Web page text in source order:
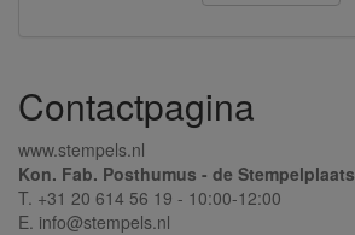
Contactpagina
www.stempels.nl
Kon. Fab. Posthumus - de Stempelplaats
T. +31 20 614 56 19 - 10:00-12:00
E. info@stempels.nl